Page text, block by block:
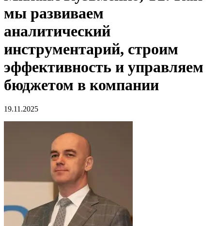
мы развиваем
аналитический
инструментарий, строим
эффективность и управляем
бюджетом в компании
19.11.2025